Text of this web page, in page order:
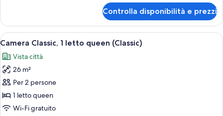
camere
comunicanti
Deluxe
con
2
singoli,
letti
multipli,
camere
comunicanti
Controlla disponibilità e prezzi
Apri
tutte
le
foto
per
Camera
Classic,
Camera d'albergo con un letto
6
Camera Classic, 1 letto queen (Classic)
Vista città
26 m²
Per 2 persone
1 letto queen
Wi-Fi gratuito